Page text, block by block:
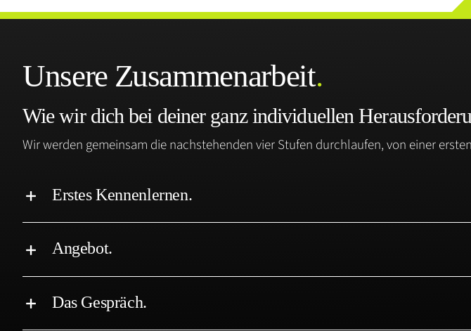
Unsere Zusammenarbeit.
Wie wir dich bei deiner ganz individuellen
Wir werden gemeinsam die nachstehenden vier Stufen durchlaufen, von einer
Erstes Kennenlernen.
Angebot.
Das Gespräch.